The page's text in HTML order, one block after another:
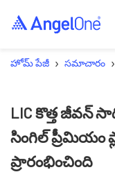
హోమ్ పేజీ › సమాచారం ›
LIC కొత్త
సింగిల్ ప్రీమియం
ప్రారంభించింది